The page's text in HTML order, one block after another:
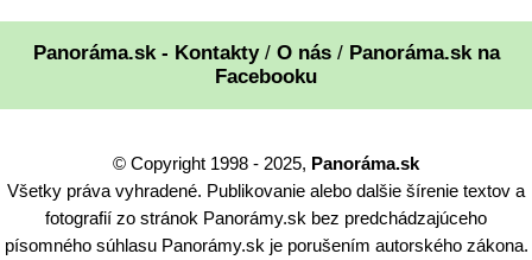
Panoráma.sk - Kontakty/ O nás/ Panoráma.sk na
Facebooku
© Copyright 1998 - 2025, Panoráma.sk
Všetky práva vyhradené. Publikovanie alebo dalšie šírenie textov a
fotografií zo stránok Panorámy.sk bez predchádzajúceho
písomného súhlasu Panorámy.sk je porušením autorského zákona.